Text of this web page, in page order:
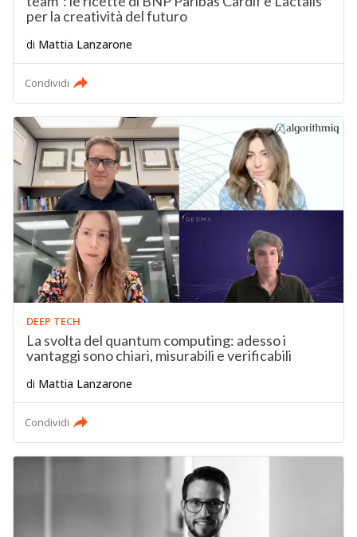
per la creatività del futuro
di Mattia Lanzarone
Condividi
DEEP TECH
La svolta del quantum computing: adesso i
vantaggi sono chiari, misurabili e verificabili
di Mattia Lanzarone
Condividi